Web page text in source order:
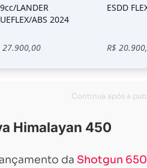
Himalayan 450
da Shotgun 650